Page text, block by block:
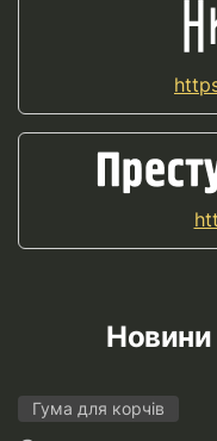
Новини
Гума для корчів